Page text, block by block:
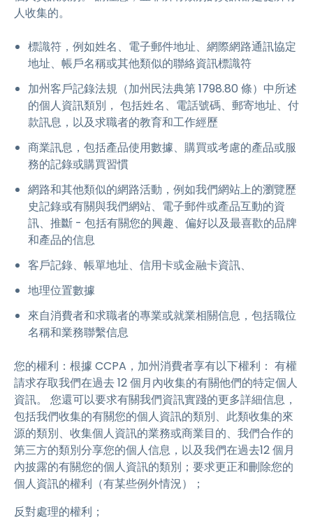
人收集的。
標識符，例如姓名、電子郵件地址、網際網路通訊協定
地址、帳戶名稱或其他類似的聯絡資訊標識符
加州客戶記錄法規（加州民法典第 1798.80 條）中所述
的個人資訊類別， 包括姓名、電話號碼、郵寄地址、付
款訊息，以及求職者的教育和工作經歷
商業訊息，包括產品使用數據、購買或考慮的產品或服
務的記錄或購買習慣
網路和其他類似的網路活動，例如我們網站上的瀏覽歷
史記錄或有關與我們網站、電子郵件或產品互動的資
訊、推斷 - 包括有關您的興趣、偏好以及最喜歡的品牌
和產品的信息
客戶記錄、帳單地址、信用卡或金融卡資訊、
地理位置數據
來自消費者和求職者的專業或就業相關信息，包括職位
名稱和業務聯繫信息
您的權利：根據 CCPA，加州消費者享有以下權利： 有權
請求存取我們在過去 12 個月內收集的有關他們的特定個人
資訊。 您還可以要求有關我們資訊實踐的更多詳細信息，
包括我們收集的有關您的個人資訊的類別、此類收集的來
源的類別、收集個人資訊的業務或商業目的、我們合作的
第三方的類別分享您的個人信息，以及我們在過去12 個月
內披露的有關您的個人資訊的類別；要求更正和刪除您的
個人資訊的權利（有某些例外情況）；
反對處理的權利；